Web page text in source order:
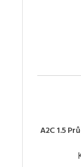
A2C 1.5